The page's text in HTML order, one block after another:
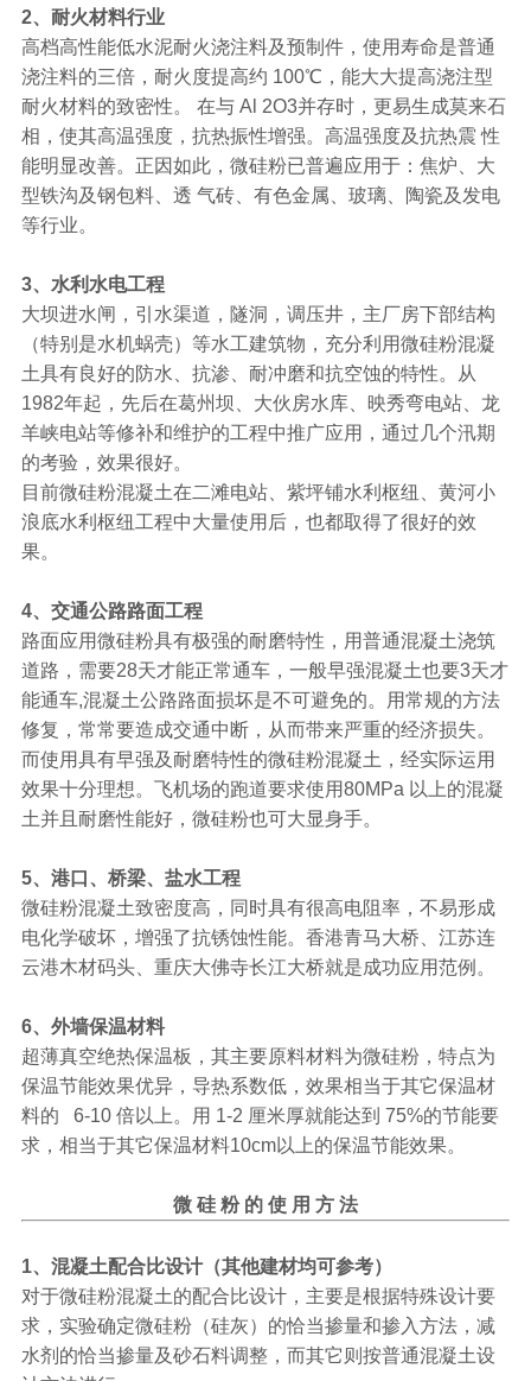
2、耐火材料行业
高档高性能低水泥耐火浇注料及预制件，使用寿命是普通
浇注料的三倍，耐火度提高约 100℃，能大大提高浇注型
耐火材料的致密性。 在与 Al 2O3并存时，更易生成莫来石
相，使其高温强度，抗热振性增强。高温强度及抗热震 性
能明显改善。正因如此，微硅粉已普遍应用于：焦炉、大
型铁沟及钢包料、透 气砖、有色金属、玻璃、陶瓷及发电
等行业。
3、水利水电工程
大坝进水闸，引水渠道，隧洞，调压井，主厂房下部结构
（特别是水机蜗壳）等水工建筑物，充分利用微硅粉混凝
土具有良好的防水、抗渗、耐冲磨和抗空蚀的特性。从
1982年起，先后在葛州坝、大伙房水库、映秀弯电站、龙
羊峡电站等修补和维护的工程中推广应用，通过几个汛期
的考验，效果很好。
目前微硅粉混凝土在二滩电站、紫坪铺水利枢纽、黄河小
浪底水利枢纽工程中大量使用后，也都取得了很好的效
果。
4、交通公路路面工程
路面应用微硅粉具有极强的耐磨特性，用普通混凝土浇筑
道路，需要28天才能正常通车，一般早强混凝土也要3天才
能通车,混凝土公路路面损坏是不可避免的。用常规的方法
修复，常常要造成交通中断，从而带来严重的经济损失。
而使用具有早强及耐磨特性的微硅粉混凝土，经实际运用
效果十分理想。飞机场的跑道要求使用80MPa 以上的混凝
土并且耐磨性能好，微硅粉也可大显身手。
5、港口、桥梁、盐水工程
微硅粉混凝土致密度高，同时具有很高电阻率，不易形成
电化学破坏，增强了抗锈蚀性能。香港青马大桥、江苏连
云港木材码头、重庆大佛寺长江大桥就是成功应用范例。
6、外墙保温材料
超薄真空绝热保温板，其主要原料材料为微硅粉，特点为
保温节能效果优异，导热系数低，效果相当于其它保温材
料的 6-10 倍以上。用 1-2 厘米厚就能达到 75%的节能要
求，相当于其它保温材料10cm以上的保温节能效果。
微 硅 粉 的 使 用 方 法
1、混凝土配合比设计（其他建材均可参考）
对于微硅粉混凝土的配合比设计，主要是根据特殊设计要
求，实验确定微硅粉（硅灰）的恰当掺量和掺入方法，减
水剂的恰当掺量及砂石料调整，而其它则按普通混凝土设